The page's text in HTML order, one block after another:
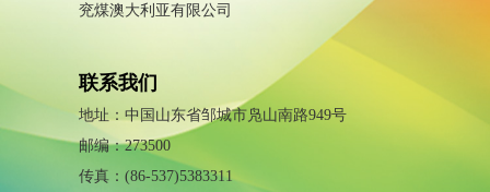
兖煤澳大利亚有限公司
联系我们
地址：中国山东省邹城市凫山南路949号
邮编：273500
传真：(86-537)5383311